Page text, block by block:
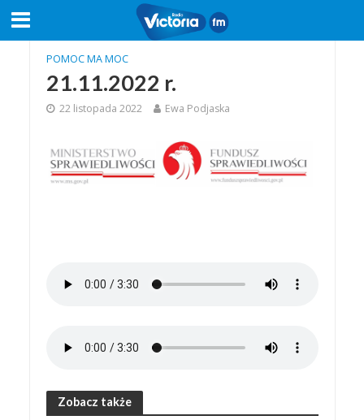
POMOC MA MOC
21.11.2022 r.
22 listopada 2022 Ewa Podjaska
Zobacz także